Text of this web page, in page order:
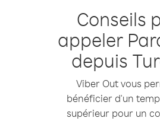
Conseils
appeler
depuis
Viber Out vous
bénéficier d'un
supérieur pour un